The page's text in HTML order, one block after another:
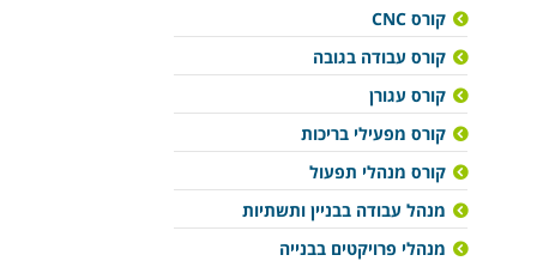
קורס CNC
קורס עבודה בגובה
קורס עגורן
קורס מפעילי בריכות
קורס מנהלי תפעול
מנהל עבודה בבניין ותשתיות
מנהלי פרויקטים בבנייה